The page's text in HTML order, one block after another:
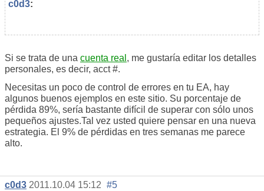
c0d3:
Si se trata de una cuenta real , me gustaría editar los detalles
personales, es decir, acct #.
Necesitas un poco de control de errores en tu EA, hay
algunos buenos ejemplos en este sitio. Su porcentaje de
pérdida 89%, sería bastante difícil de superar con sólo unos
pequeños ajustes.Tal vez usted quiere pensar en una nueva
estrategia. El 9% de pérdidas en tres semanas me parece
alto.
c0d3 2011.10.04 15:12 #5